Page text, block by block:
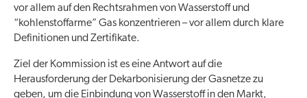
vor allem auf den Rechtsrahmen von Wasserstoff und
“kohlenstoffarme” Gas konzentrieren – vor allem durch klare
Definitionen und Zertifikate.
Ziel der Kommission ist es eine Antwort auf die
Herausforderung der Dekarbonisierung der Gasnetze zu
geben, um die Einbindung von Wasserstoff in den Markt,